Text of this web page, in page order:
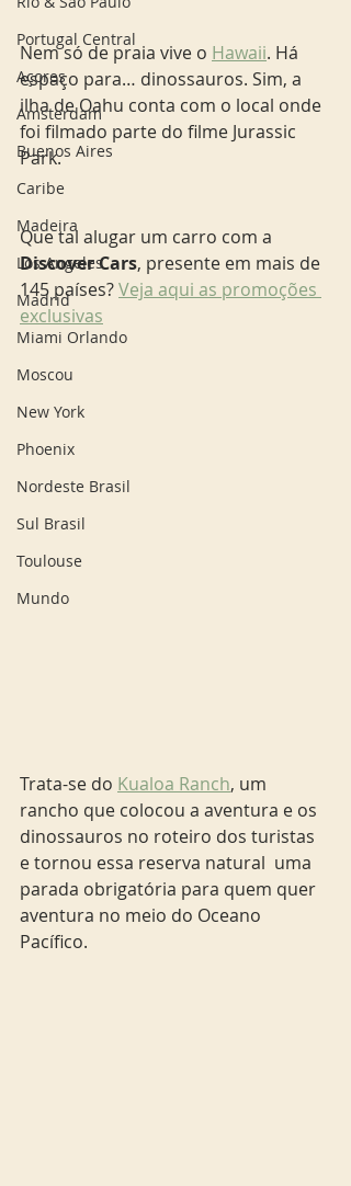
Portugal Central
Açores
Amsterdam
Buenos Aires
Caribe
Madeira
Los Angeles
Madrid
Miami Orlando
Moscou
New York
Phoenix
Nordeste Brasil
Sul Brasil
Toulouse
Mundo
Nem só de praia vive o Hawaii. Há
espaço para… dinossauros. Sim, a
ilha de Oahu conta com o local onde
foi filmado parte do filme Jurassic
Park.
Que tal alugar um carro com a
Discover Cars, presente em mais de
145 países? Veja aqui as promoções
exclusivas
Trata-se do Kualoa Ranch, um
rancho que colocou a aventura e os
dinossauros no roteiro dos turistas
e tornou essa reserva natural  uma
parada obrigatória para quem quer
aventura no meio do Oceano
Pacífico.